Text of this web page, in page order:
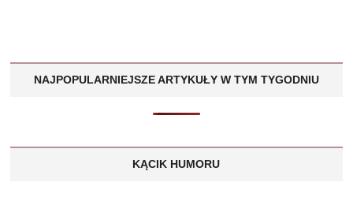
NAJPOPULARNIEJSZE ARTYKUŁY W TYM TYGODNIU
KĄCIK HUMORU